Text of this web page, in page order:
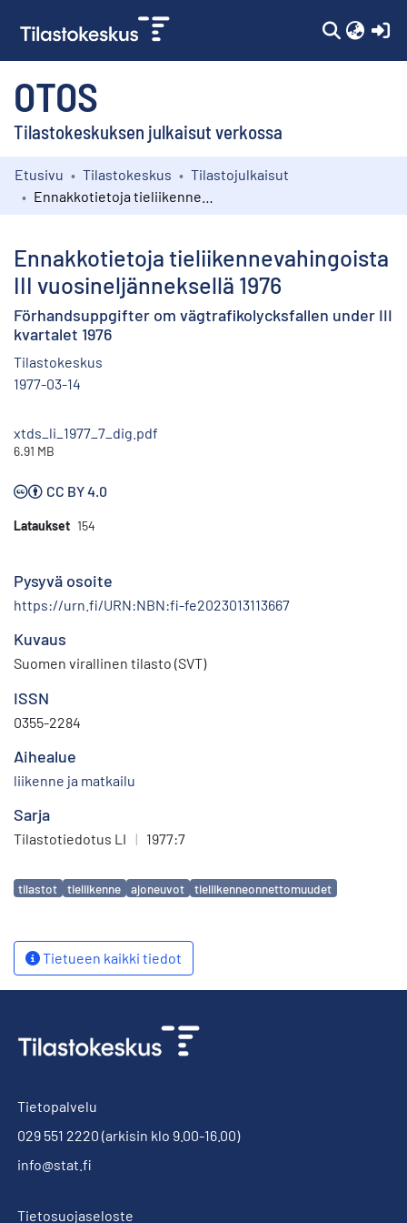
OTOS
Tilastokeskuksen julkaisut verkossa
Kokoelmat
Etusivu Tilastokeskus
Tilastojulkaisut
Ennakkotietoja tieliikennevahingoista
III vuosineljänneksellä 1976
Förhandsuppgifter om vägtrafikolycksfallen under III
kvartalet 1976
Tilastokeskus
1977-03-14
xtds_li_1977_7_dig.pdf
6.91 MB
CC BY 4.0
Lataukset 154
Pysyvä osoite
https://urn.fi/URN:NBN:fi-fe2023013113667
Kuvaus
Suomen virallinen tilasto (SVT)
ISSN
0355-2284
Aihealue
liikenne ja matkailu
Sarja
Tilastotiedotus LI | 1977:7
Avainsanat
tilastot tieliikenne ajoneuvot tieliikenneonnettomuudet
Tietueen kaikki tiedot
Tietopalvelu
029 551 2220 (arkisin klo 9.00-16.00)
info@stat.fi
Tietosuojaseloste